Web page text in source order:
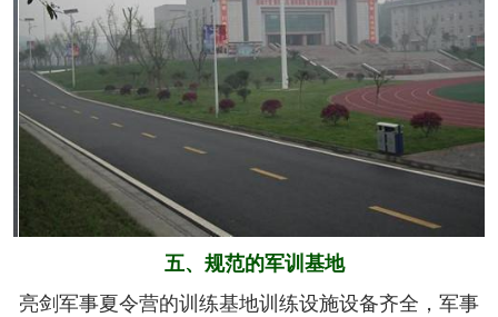
六、系统的安全保障
我们将安全视为生命，安全高于一切！从孩子训练期